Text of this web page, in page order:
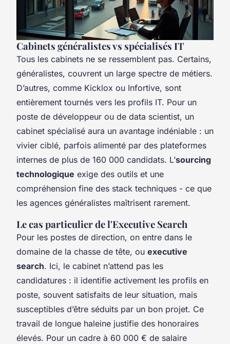
Cabinets généralistes vs spécialisés IT
Tous les cabinets ne se ressemblent pas. Certains,
généralistes, couvrent un large spectre de métiers.
D’autres, comme Kicklox ou Infortive, sont
entièrement tournés vers les profils IT. Pour un
poste de développeur ou de data scientist, un
cabinet spécialisé aura un avantage indéniable : un
vivier ciblé, parfois alimenté par des plateformes
internes de plus de 160 000 candidats. L’sourcing
technologique exige des outils et une
compréhension fine des stack techniques - ce que
les agences généralistes maîtrisent rarement.
Le cas particulier de l'Executive Search
Pour les postes de direction, on entre dans le
domaine de la chasse de tête, ou executive
search. Ici, le cabinet n’attend pas les
candidatures : il identifie activement les profils en
poste, souvent satisfaits de leur situation, mais
susceptibles d’être séduits par un bon projet. Ce
travail de longue haleine justifie des honoraires
élevés. Pour un cadre à 60 000 € de salaire